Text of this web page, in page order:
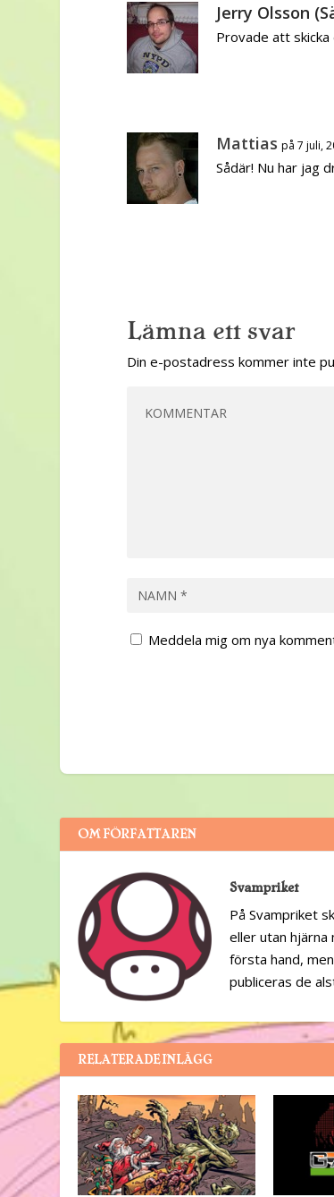
Jerry Olsson
Provade att
Mattias på 7 juli,
Sådär! Nu har jag
Lämna ett svar
Din e-postadress kommer inte
Meddela mig om nya
OM FÖRFATTAREN
Svampriket
På Svampriket
eller utan hjärna
första hand,
publiceras de
RELATERADE INLÄGG